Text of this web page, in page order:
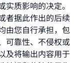
质影响的决定。
者据此作出的后续
由您自行承担，包
可靠性、不侵权或
及将输出内容用于